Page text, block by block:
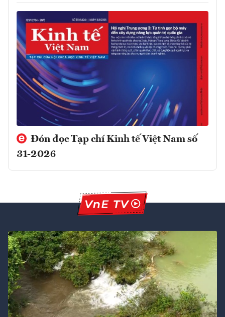
Đón đọc Tạp chí Kinh tế Việt Nam số
31-2026